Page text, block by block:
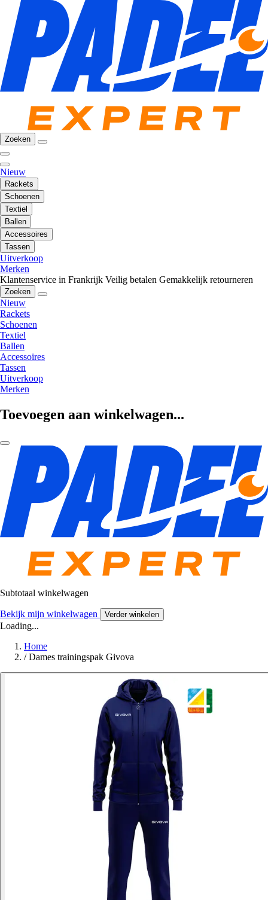
Zoeken
Nieuw
Rackets
Schoenen
Textiel
Ballen
Accessoires
Tassen
Uitverkoop
Merken
Klantenservice in Frankrijk Veilig betalen Gemakkelijk retourneren
Zoeken
Nieuw
Rackets
Schoenen
Textiel
Ballen
Accessoires
Tassen
Uitverkoop
Merken
Toevoegen aan winkelwagen...
Subtotaal winkelwagen
Bekijk mijn winkelwagen Verder winkelen
Loading...
Home
/ Dames trainingspak Givova